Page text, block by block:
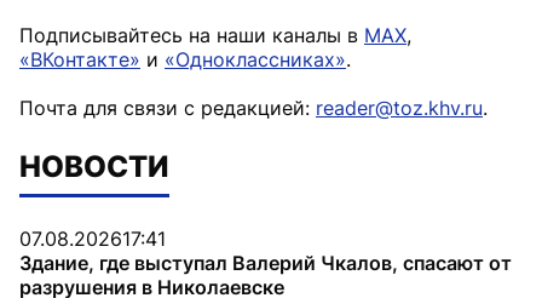
Подписывайтесь на наши каналы в MAX,
«ВКонтакте» и «Одноклассниках».
Почта для связи с редакцией: reader@toz.khv.ru.
НОВОСТИ
07.08.202617:41
Здание, где выступал Валерий Чкалов, спасают от
разрушения в Николаевске